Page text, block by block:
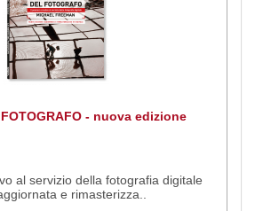
FOTOGRAFO - nuova edizione
al servizio della fotografia digitale
e rimasterizza..